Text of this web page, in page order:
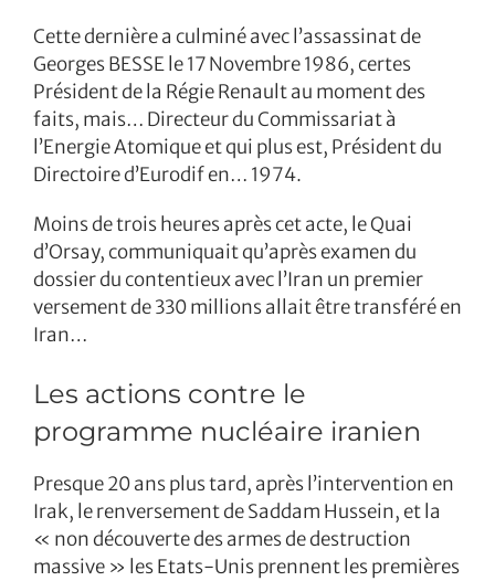
Cette dernière a culminé avec l’assassinat de
Georges BESSE le 17 Novembre 1986, certes
Président de la Régie Renault au moment des
faits, mais… Directeur du Commissariat à
l’Energie Atomique et qui plus est, Président du
Directoire d’Eurodif en… 1974.
Moins de trois heures après cet acte, le Quai
d’Orsay, communiquait qu’après examen du
dossier du contentieux avec l’Iran un premier
versement de 330 millions allait être transféré en
Iran…
Les actions contre le
programme nucléaire iranien
Presque 20 ans plus tard, après l’intervention en
Irak, le renversement de Saddam Hussein, et la
« non découverte des armes de destruction
massive » les Etats-Unis prennent les premières